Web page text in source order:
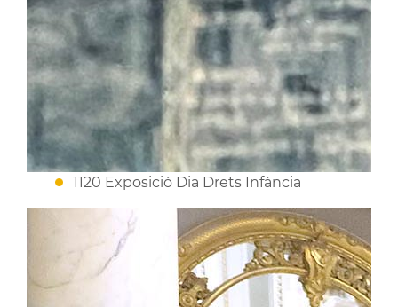
1120 Exposició Dia Drets Infància